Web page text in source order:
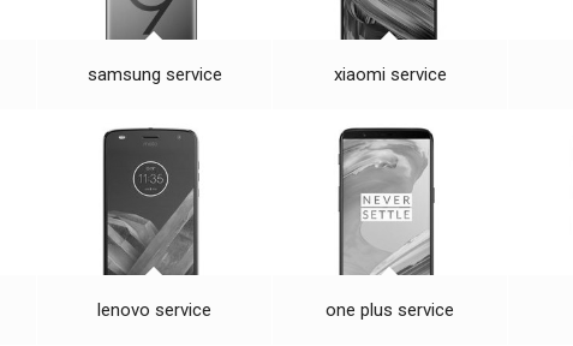
samsung service xiaomi service
lenovo service one plus service